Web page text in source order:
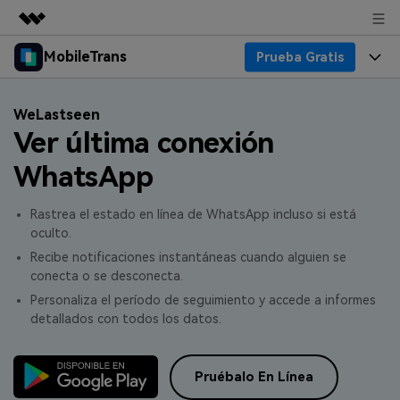
Productos destacados
Utilidades
Resumen
Soluciones
Quiénes somos
Tienda
Soporte
MobileTrans Prueba Gratis
Para Escritorio
Pasa datos de WhatsApp de
restaura copias de seguridad de
WhatsApp y más apps sociales.
Respaldo y Restauración
Realiza y restaura copias de
seguridad de más de 18 tipos de
datos, incluyendo los datos de
Precios
Precios para Windows
Precios para Mac
Soporte
Guía de Usuario
Preguntas Frecuentes
Sobre Nosotros
Blog
Tendencias
Tendencias
ENCUENTRA MÁS SOLUCIONES
Buscar
WeLastseen
Ver última conexión
WhatsApp
Rastrea el estado en línea de WhatsApp incluso si está
oculto.
Recibe notificaciones instantáneas cuando alguien se
conecta o se desconecta.
Personaliza el período de seguimiento y accede a informes
detallados con todos los datos.
Pruébalo En Línea